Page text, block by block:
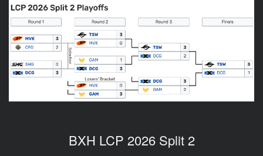
BXH LCP 2026 Split 2